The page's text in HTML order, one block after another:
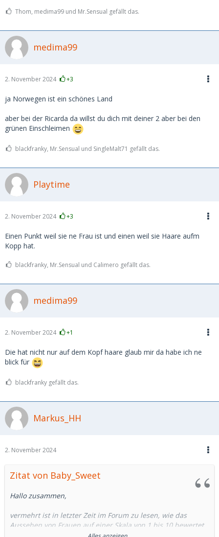
Thom, medima99 und Mr.Sensual gefällt das.
medima99
2. November 2024 +3
ja Norwegen ist ein schönes Land
aber bei der Ricarda da willst du dich mit deiner 2 aber bei den
grünen Einschleimen
blackfranky, Mr.Sensual und SingleMalt71 gefällt das.
Playtime
2. November 2024 +3
Einen Punkt weil sie ne Frau ist und einen weil sie Haare aufm
Kopp hat.
blackfranky, Mr.Sensual und Calimero gefällt das.
medima99
2. November 2024 +1
Die hat nicht nur auf dem Kopf haare glaub mir da habe ich ne
blick für
blackfranky gefällt das.
Markus_HH
2. November 2024
Zitat von Baby_Sweet
Hallo zusammen,
vermehrt ist in letzter Zeit im Forum zu lesen, wie das
Aussehen von Frauen auf einer Skala von 1 bis 10 bewertet